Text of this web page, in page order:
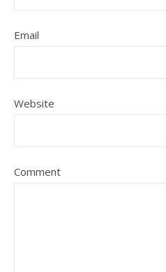
Email
Website
Comment